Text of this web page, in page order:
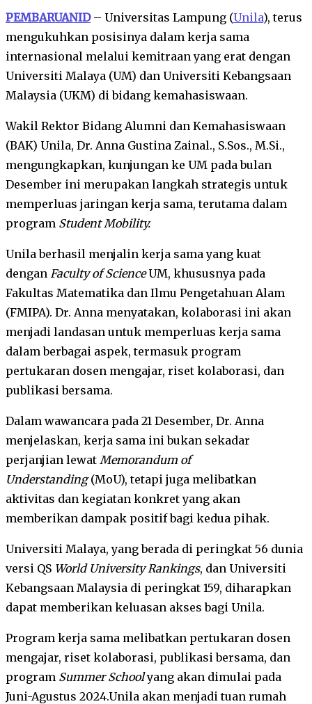
PEMBARUANID– Universitas Lampung (Unila), terus
mengukuhkan posisinya dalam kerja sama
internasional melalui kemitraan yang erat dengan
Universiti Malaya (UM) dan Universiti Kebangsaan
Malaysia (UKM) di bidang kemahasiswaan.
Wakil Rektor Bidang Alumni dan Kemahasiswaan
(BAK) Unila, Dr. Anna Gustina Zainal., S.Sos., M.Si.,
mengungkapkan, kunjungan ke UM pada bulan
Desember ini merupakan langkah strategis untuk
memperluas jaringan kerja sama, terutama dalam
program Student Mobility.
Unila berhasil menjalin kerja sama yang kuat
dengan Faculty of ScienceUM, khususnya pada
Fakultas Matematika dan Ilmu Pengetahuan Alam
(FMIPA). Dr. Anna menyatakan, kolaborasi ini akan
menjadi landasan untuk memperluas kerja sama
dalam berbagai aspek, termasuk program
pertukaran dosen mengajar, riset kolaborasi, dan
publikasi bersama.
Dalam wawancara pada 21 Desember, Dr. Anna
menjelaskan, kerja sama ini bukan sekadar
perjanjian lewat Memorandum of
Understanding(MoU), tetapi juga melibatkan
aktivitas dan kegiatan konkret yang akan
memberikan dampak positif bagi kedua pihak.
Universiti Malaya, yang berada di peringkat 56 dunia
versi QS World University Rankings, dan Universiti
Kebangsaan Malaysia di peringkat 159, diharapkan
dapat memberikan keluasan akses bagi Unila.
Program kerja sama melibatkan pertukaran dosen
mengajar, riset kolaborasi, publikasi bersama, dan
program Summer Schoolyang akan dimulai pada
Juni-Agustus 2024.Unila akan menjadi tuan rumah